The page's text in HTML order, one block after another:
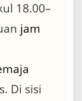
18.00–
jam
Di sisi